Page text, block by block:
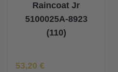
Raincoat Jr
5100025A-8923
(110)
Īpaša Cena
53,20 €